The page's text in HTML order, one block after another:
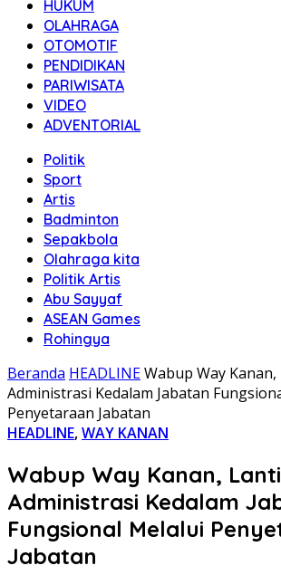
HUKUM
OLAHRAGA
OTOMOTIF
PENDIDIKAN
PARIWISATA
VIDEO
ADVENTORIAL
Politik
Sport
Artis
Badminton
Sepakbola
Olahraga kita
Politik Artis
Abu Sayyaf
ASEAN Games
Rohingya
Beranda HEADLINEWabup Way
Administrasi Kedalam Jabatan
Penyetaraan Jabatan
HEADLINE,WAY KANAN
Wabup Way Kanan,
Administrasi Kedalam
Fungsional Melalui
Jabatan